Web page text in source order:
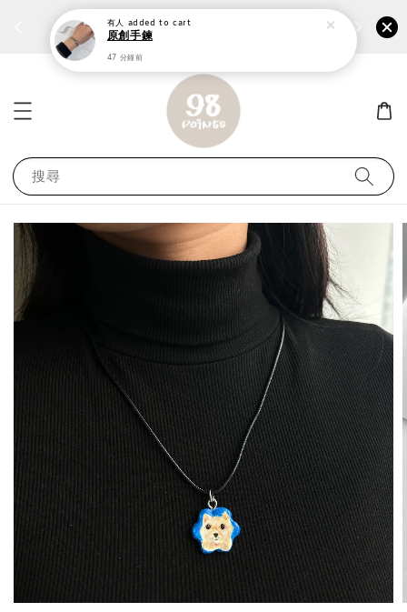
個性鋼戒任兩件1300⚡ 加
搜尋
有人 added to cart
原創手鍊
47 分鐘前